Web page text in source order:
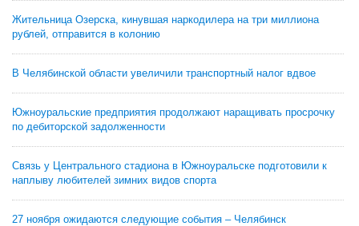
Жительница Озерска, кинувшая наркодилера на три миллиона
рублей, отправится в колонию
В Челябинской области увеличили транспортный налог вдвое
Южноуральские предприятия продолжают наращивать просрочку
по дебиторской задолженности
Связь у Центрального стадиона в Южноуральске подготовили к
наплыву любителей зимних видов спорта
27 ноября ожидаются следующие события – Челябинск